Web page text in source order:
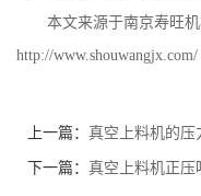
本文来源于南京寿旺
http://www.shouwangjx.com/
上一篇： 真空上料机的压
下一篇： 真空上料机正压